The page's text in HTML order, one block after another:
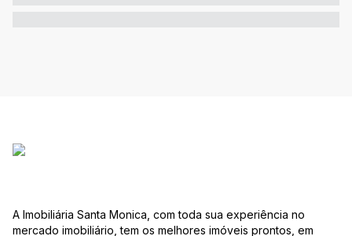
A Imobiliária Santa Monica, com toda sua experiência no
mercado imobiliário, tem os melhores imóveis prontos, em